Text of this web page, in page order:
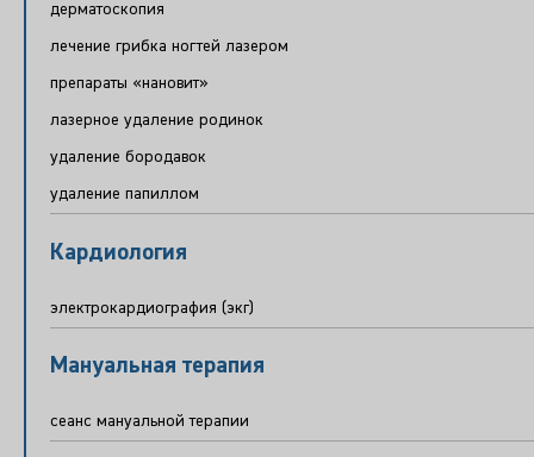
дерматоскопия
лечение грибка ногтей лазером
препараты «нановит»
лазерное удаление родинок
удаление бородавок
удаление папиллом
Кардиология
электрокардиография (экг)
Мануальная терапия
сеанс мануальной терапии